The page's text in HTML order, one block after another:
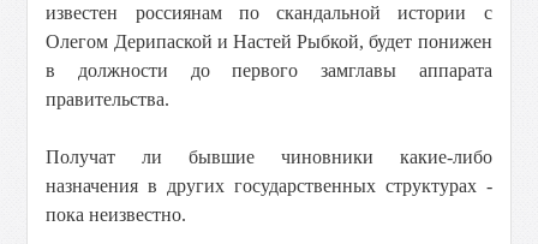
известен россиянам по скандальной истории с
Олегом Дерипаской и Настей Рыбкой, будет понижен
в должности до первого замглавы аппарата
правительства.
Получат ли бывшие чиновники какие-либо
назначения в других государственных структурах -
пока неизвестно.